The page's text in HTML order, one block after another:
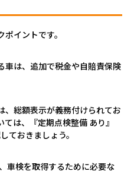
イントです。
車は、追加で税金や自賠責保険
、総額表示が義務付けられてお
は、『定期点検整備 あり』
ておきましょう。
車検を取得するために必要な